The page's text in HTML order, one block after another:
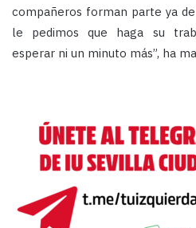
compañeros forman parte ya
le pedimos que haga su
esperar ni un minuto más”, ha